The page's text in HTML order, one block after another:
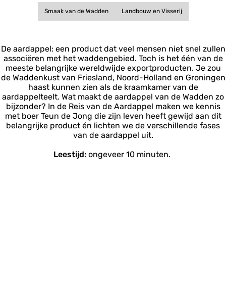
Smaak van de Wadden Landbouw en Visserij
De aardappel: een product dat veel mensen niet snel zullen
associëren met het waddengebied. Toch is het één van de
meeste belangrijke wereldwijde exportproducten. Je zou
de Waddenkust van Friesland, Noord-Holland en Groningen
haast kunnen zien als de kraamkamer van de
aardappelteelt. Wat maakt de aardappel van de Wadden zo
bijzonder? In de Reis van de Aardappel maken we kennis
met boer Teun de Jong die zijn leven heeft gewijd aan dit
belangrijke product én lichten we de verschillende fases
van de aardappel uit.
Leestijd: ongeveer 10 minuten.